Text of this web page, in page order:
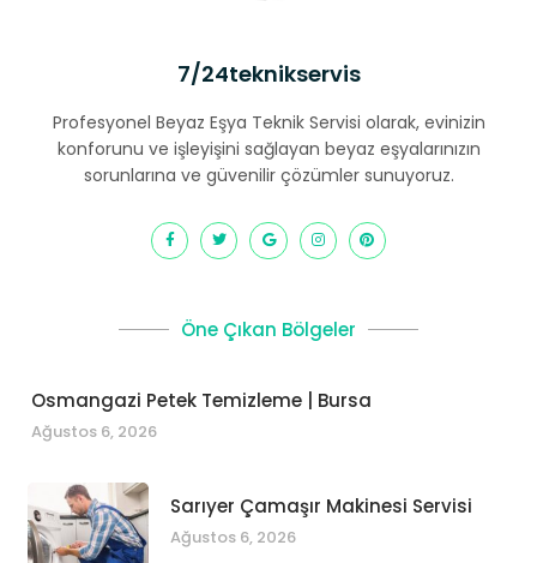
7/24teknikservis
Profesyonel Beyaz Eşya Teknik Servisi olarak, evinizin
konforunu ve işleyişini sağlayan beyaz eşyalarınızın
sorunlarına ve güvenilir çözümler sunuyoruz.
Öne Çıkan Bölgeler
Osmangazi Petek Temizleme | Bursa
Ağustos 6, 2026
Sarıyer Çamaşır Makinesi Servisi
Ağustos 6, 2026